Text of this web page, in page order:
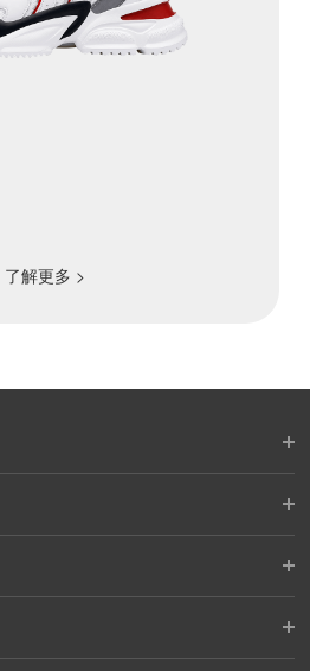
了解更多 >